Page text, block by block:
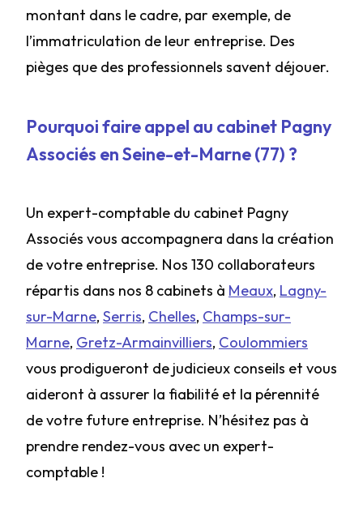
montant dans le cadre, par exemple, de
l’immatriculation de leur entreprise. Des
pièges que des professionnels savent déjouer.
Pourquoi faire appel au cabinet Pagny
Associés en Seine-et-Marne (77) ?
Un expert-comptable du cabinet Pagny
Associés vous accompagnera dans la création
de votre entreprise. Nos 130 collaborateurs
répartis dans nos 8 cabinets à Meaux, Lagny-
sur-Marne, Serris, Chelles, Champs-sur-
Marne, Gretz-Armainvilliers, Coulommiers
vous prodigueront de judicieux conseils et vous
aideront à assurer la fiabilité et la pérennité
de votre future entreprise. N’hésitez pas à
prendre rendez-vous avec un expert-
comptable !